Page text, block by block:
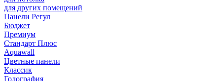
для других помещений
Панели Регул
Бюджет
Премиум
Стандарт Плюс
Aquawall
Цветные панели
Классик
Голография